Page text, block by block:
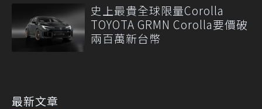
史上最貴全球限量Corolla
TOYOTA GRMN Corolla要價破
兩百萬新台幣
最新文章